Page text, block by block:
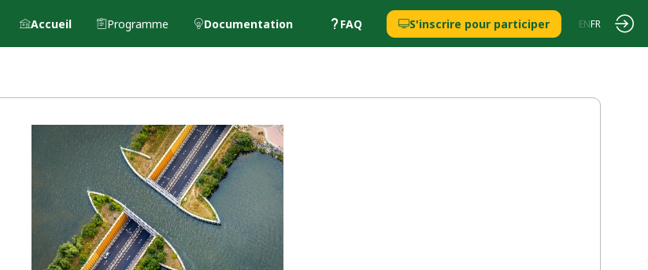
Accueil Programme Documentation FAQ S'inscrire pour participer ENFR